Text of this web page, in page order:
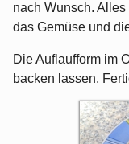
nach Wunsch.
das Gemüse und
Die Auflaufform im
backen lassen.